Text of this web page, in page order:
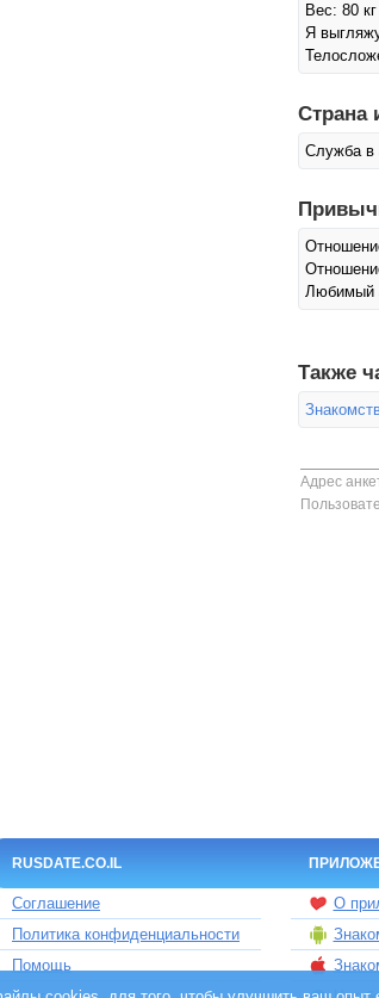
Вес: 80 кг
Я
Страна
Служба в
Любимый
Также
Адрес
RUSDATE.CO.IL
Соглашение
Политика конфиденциальности
Помощь
О